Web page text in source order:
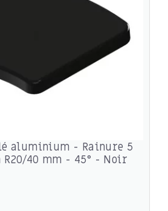
aluminium - Rainure 5
40 mm - 45° - Noir